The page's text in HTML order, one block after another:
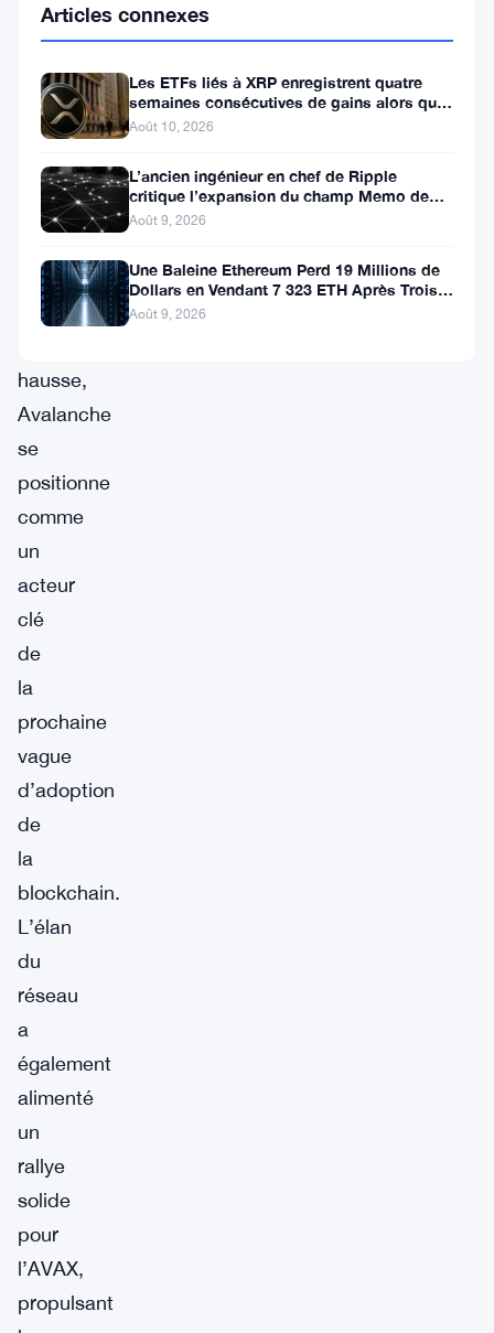
paiements
stablecoin
une
activité
chain
hausse,
Avalanche
se
positionne
comme
un
acteur
clé
de
la
prochaine
vague
d’adoption
de
la
blockchain.
L’élan
du
réseau
a
également
alimenté
un
rallye
solide
pour
l’AVAX,
propulsant
Articles connexes
Les ETFs liés à XRP enregistrent quatre
semaines consécutives de gains alors que
le prix teste le support à 1
Août 10, 2026
L’ancien ingénieur en chef de Ripple
critique l’expansion du champ Memo de
XRPL
Août 9, 2026
Une Baleine Ethereum Perd 19 Millions de
Dollars en Vendant 7 323 ETH Après Trois
Ans de Staking
Août 9, 2026